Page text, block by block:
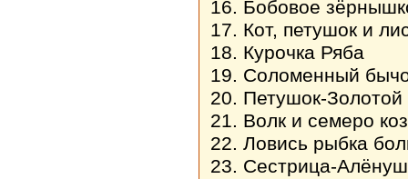
16. Бобовое
17. Кот, петушок и
18. Курочка Ряба
19. Соломенный
20. Петушок-
21. Волк и семеро
22. Ловись рыбка
23. Сестрица-